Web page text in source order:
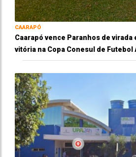
CAARAPÓ
Caarapó vence Paranhos de
vitória na Copa Conesul de Futebol